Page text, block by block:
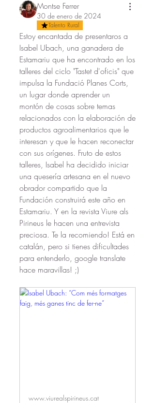
Montse Ferrer
30 de enero de 2024
Talento Rural
Estoy encantada de presentaros a
Isabel Ubach, una ganadera de
Estamariu que ha encontrado en los
talleres del ciclo "Tastet d'oficis" que
impulsa la Fundació Planes Corts,
un lugar donde aprender un
montón de cosas sobre temas
relacionados con la elaboración de
productos agroalimentarios que le
interesan y que le hacen reconectar
con sus orígenes. Fruto de estos
talleres, Isabel ha decidido iniciar
una quesería artesana en el nuevo
obrador compartido que la
Fundación construirá este año en
Estamariu. Y en la revista Viure als
Pirineus le hacen una entrevista
preciosa. Te la recomiendo! Está en
catalán, pero si tienes dificultades
para entenderlo, google translate
hace maravillas! ;)
www.viurealspirineus.cat